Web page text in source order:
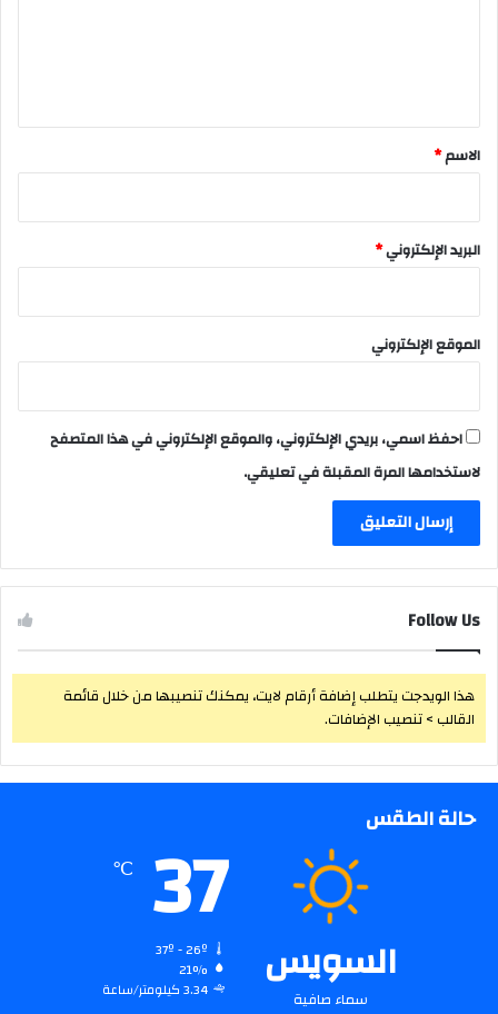
*
الاسم*
البريد الإلكتروني*
الموقع الإلكتروني
احفظ اسمي، بريدي الإلكتروني، والموقع الإلكتروني في هذا المتصفح
لاستخدامها المرة المقبلة في تعليقي.
Follow Us
هذا الويدجت يتطلب إضافة أرقام لايت، يمكنك تنصيبها من خلال قائمة
القالب > تنصيب الإضافات.
حالة الطقس
السويس
سماء صافية
37
℃
21%
3.34 كيلومتر/ساعة